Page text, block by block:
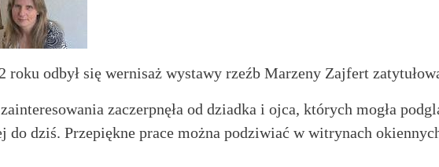
roku odbył się wernisaż wystawy rzeźb Marzeny Zajfert
zaczerpnęła od dziadka i ojca, których mogła
do dziś. Przepiękne prace można podziwiać w witrynach